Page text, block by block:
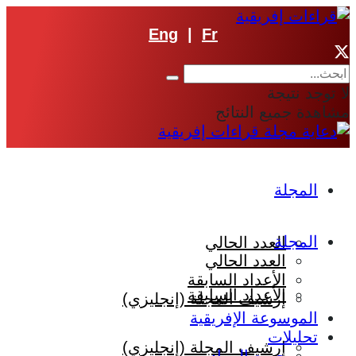
Eng Fr
لا توجد نتيجة
مشاهدة جميع النتائج
المجلة
العدد الحالي
الأعداد السابقة
إرشيف المجلة (إنجليزي)
المجلة
العدد الحالي
الأعداد السابقة
إرشيف المجلة (إنجليزي)
الموسوعة الإفريقية
تحليلات